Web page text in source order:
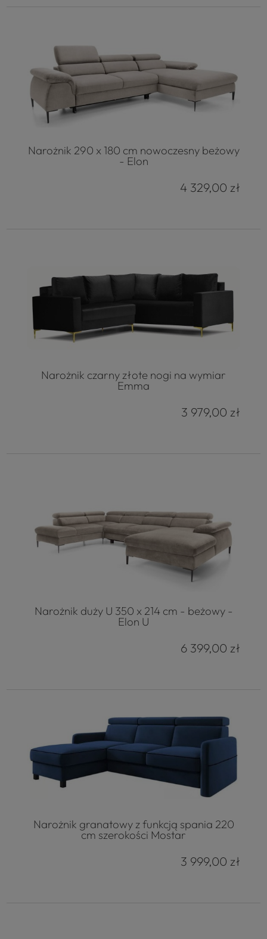
Narożnik 290 x 180 cm nowoczesny beżowy
- Elon
4 329,00 zł
Narożnik czarny złote nogi na wymiar
Emma
3 979,00 zł
Narożnik duży U 350 x 214 cm - beżowy -
Elon U
6 399,00 zł
Narożnik granatowy z funkcją spania 220
cm szerokości Mostar
3 999,00 zł